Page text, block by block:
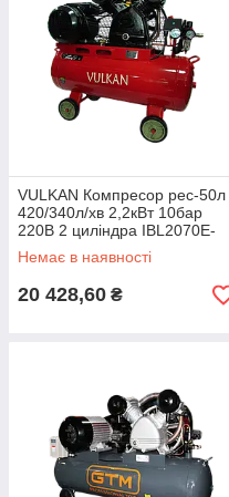
VULKAN Компресор рес-50л
420/340л/хв 2,2кВт 10бар
220В 2 циліндра IBL2070E-
220-50
Немає в наявності
20 428,60 ₴